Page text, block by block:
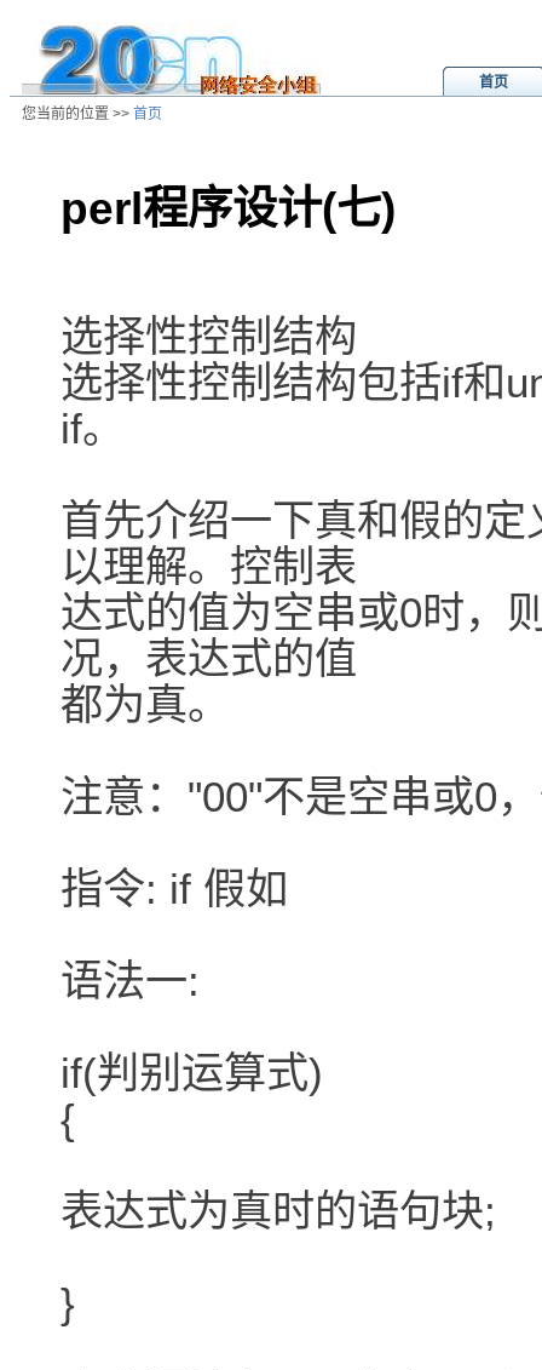
首页
您当前的位置 >> 首页
perl程序设计(七)
选择性控制结构
选择性控制结构包括if和
if。
首先介绍一下真和假的
以理解。控制表
达式的值为空串或0时，
况，表达式的值
都为真。
注意："00"不是空串或0
指令: if 假如
语法一:
if(判别运算式)
{
表达式为真时的语句块;
}